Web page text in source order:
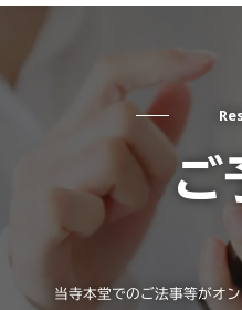
ご
当寺本堂でのご法事等がオ